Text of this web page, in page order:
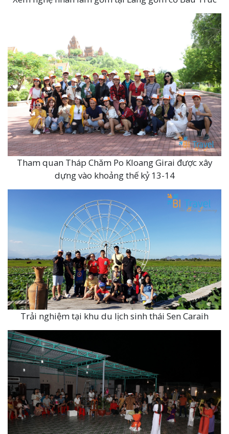
Tham quan Tháp Chăm Po Kloang Girai được xây
dựng vào khoảng thế kỷ 13-14
Trải nghiệm tại khu du lịch sinh thái Sen Caraih